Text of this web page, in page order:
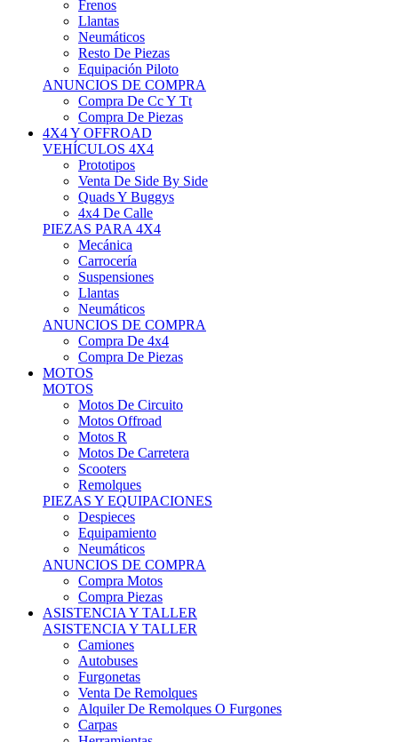
Neumáticos
Resto De Piezas
Equipación Piloto
ANUNCIOS DE COMPRA
Compra De Cc Y Tt
Compra De Piezas
4X4 Y OFFROAD
VEHÍCULOS 4X4
Prototipos
Venta De Side By Side
Quads Y Buggys
4x4 De Calle
PIEZAS PARA 4X4
Mecánica
Carrocería
Suspensiones
Llantas
Neumáticos
ANUNCIOS DE COMPRA
Compra De 4x4
Compra De Piezas
MOTOS
MOTOS
Motos De Circuito
Motos Offroad
Motos R
Motos De Carretera
Scooters
Remolques
PIEZAS Y EQUIPACIONES
Despieces
Equipamiento
Neumáticos
ANUNCIOS DE COMPRA
Compra Motos
Compra Piezas
ASISTENCIA Y TALLER
ASISTENCIA Y TALLER
Camiones
Autobuses
Furgonetas
Venta De Remolques
Alquiler De Remolques O Furgones
Carpas
Herramientas
ANUNCIOS DE COMPRA